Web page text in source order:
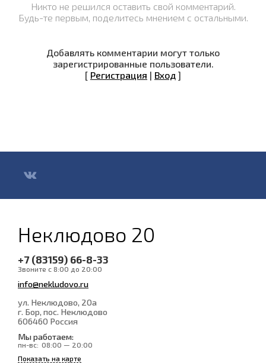
Никто не решился оставить свой комментарий.
Будь-те первым, поделитесь мнением с остальными.
Добавлять комментарии могут только
зарегистрированные пользователи.
[ Регистрация | Вход ]
Неклюдово 20
+7 (83159) 66-8-33
Звоните с 8:00 до 20:00
info@nekludovo.ru
ул. Неклюдово, 20а
г. Бор, пос. Неклюдово
606460 Россия
Мы работаем:
пн-вс: 08:00 — 20:00
Показать на карте